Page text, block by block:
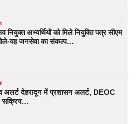
नियुक्त अभ्यर्थियों को मिले नियुक्ति पत्र सीएम
यह जनसेवा का संकल्प…
अलर्ट देहरादून में प्रशासन अलर्ट, DEOC
सक्रिय…